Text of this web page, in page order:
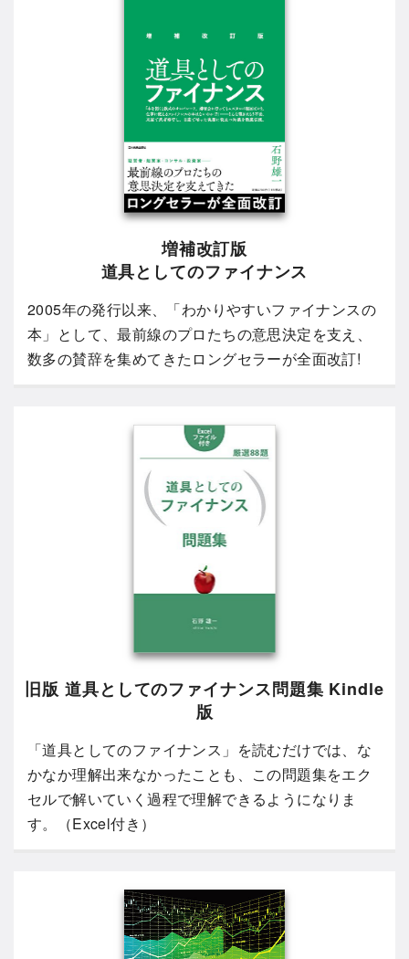
増補改訂版
道具としてのファイナンス
2005年の発行以来、「わかりやすいファイナンスの
本」として、最前線のプロたちの意思決定を支え、
数多の賛辞を集めてきたロングセラーが全面改訂!
旧版 道具としてのファイナンス問題集 Kindle
版
「道具としてのファイナンス」を読むだけでは、な
かなか理解出来なかったことも、この問題集をエク
セルで解いていく過程で理解できるようになりま
す。（Excel付き）